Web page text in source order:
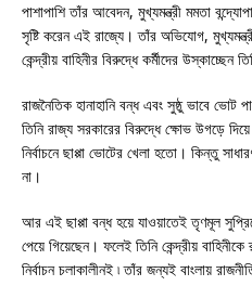
পাশাপাশি তাঁর আবেদন, মুখ্যমন্ত্রী মমতা
সৃষ্টি করেন এই রাজ্যে। তাঁর অভিযোগ,
কেন্দ্রীয় বাহিনীর বিরুদ্ধে কর্মীদের উস্কাচ্ছেন
রাজনৈতিক হানাহানি বন্ধ এবং সুষ্ঠু ভাবে
তিনি রাজ্য সরকারের বিরুদ্ধে ক্ষোভ উগড়ে
নির্বাচনে ছাপ্পা ভোটের খেলা হতো। কিন্তু
না।
আর এই ছাপ্পা বন্ধ হয়ে যাওয়াতেই তৃণমূল
পেয়ে গিয়েছেন। ফলেই তিনি কেন্দ্রীয়
নির্বাচন চলাকালীনই ৷ তাঁর জন্যই বাংলায়